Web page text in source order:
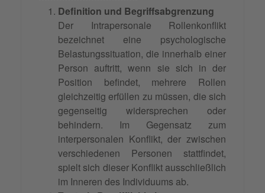
Definition und Begriffsabgrenzung
Der Intrapersonale Rollenkonflikt
bezeichnet eine psychologische
Belastungssituation, die innerhalb einer
Person auftritt, wenn sie sich in der
Position befindet, mehrere Rollen
gleichzeitig erfüllen zu müssen, die sich
gegenseitig widersprechen oder
behindern. Im Gegensatz zum
interpersonalen Konflikt, der zwischen
verschiedenen Personen stattfindet,
spielt sich dieser Konflikt ausschließlich
im Inneren des Individuums ab.